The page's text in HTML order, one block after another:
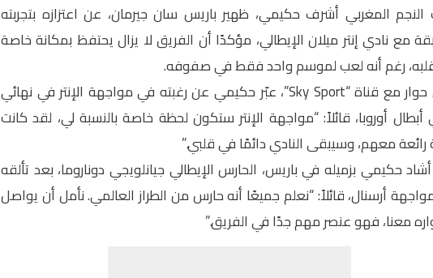
النجم المغربي أشرف حكيمي، ظهير باريس سان جيرمان، عن اعتزازه بتجربته
مع نادي إنتر ميلان الإيطالي، مؤكدًا أن الفريق لا يزال يحتفظ بمكانة خاصة
رغم أنه لعب لموسم واحد فقط في صفوفه.
وفي حوار مع قناة “Sky Sport”، عبّر حكيمي عن رغبته في مواجهة الإنتر في نهائي
أبطال أوروبا، قائلاً: “مواجهة الإنتر ستكون لحظة خاصة بالنسبة لي، لقد كانت
رائعة معهم، وسيبقى النادي دائمًا في قلبي.”
حكيمي بزميله في باريس، الحارس الإيطالي جيانلويجي دوناروما، بعد تألقه
أرسنال، قائلاً: “نعلم جميعًا أنه حارس من الطراز العالمي. نأمل أن يواصل
معنا، فهو عنصر مهم جدًا في الفريق.”